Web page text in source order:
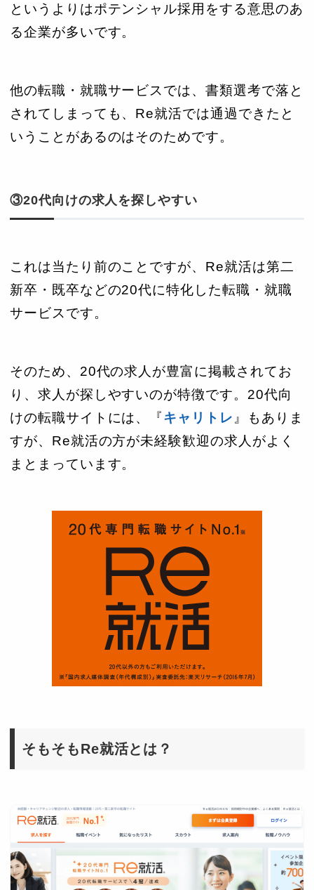
というよりはポテンシャル採用をする意思のあ
る企業が多いです。
他の転職・就職サービスでは、書類選考で落と
されてしまっても、Re就活では通過できたと
いうことがあるのはそのためです。
③20代向けの求人を探しやすい
これは当たり前のことですが、Re就活は第二
新卒・既卒などの20代に特化した転職・就職
サービスです。
そのため、20代の求人が豊富に掲載されてお
り、求人が探しやすいのが特徴です。20代向
けの転職サイトには、『キャリトレ』もありま
すが、Re就活の方が未経験歓迎の求人がよく
まとまっています。
そもそもRe就活とは？